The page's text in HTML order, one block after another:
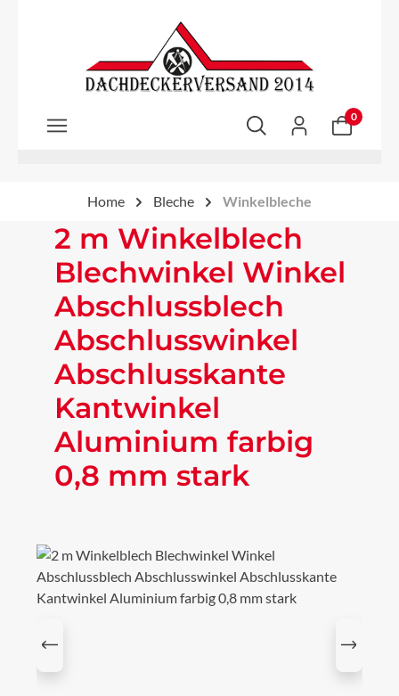
Zum Hauptinhalt springen
0
Home Bleche Winkelbleche
2 m Winkelblech
Blechwinkel Winkel
Abschlussblech
Abschlusswinkel
Abschlusskante
Kantwinkel
Aluminium farbig
0,8 mm stark
Bildergalerie überspringen